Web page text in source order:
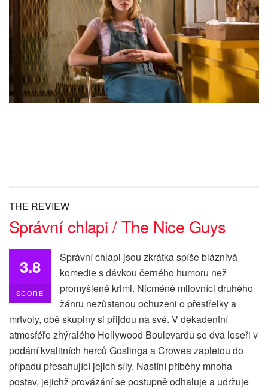
THE REVIEW
Správní chlapi / The Nice Guys
3.8
SCORE
Správní chlapi jsou zkrátka spíše bláznivá
komedie s dávkou černého humoru než
promyšlené krimi. Nicméně milovníci druhého
žánru nezůstanou ochuzeni o přestřelky a
mrtvoly, obě skupiny si přijdou na své. V dekadentní
atmosféře zhýralého Hollywood Boulevardu se dva loseři v
podání kvalitních herců Goslinga a Crowea zapletou do
případu přesahující jejich síly. Nastíní příběhy mnoha
postav, jejichž provázání se postupně odhaluje a udržuje